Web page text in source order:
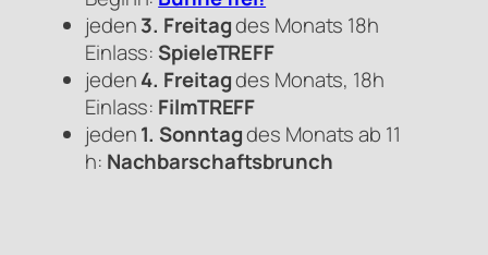
jeden3. Freitagdes Monats 18h
Einlass:SpieleTREFF
jeden4. Freitagdes Monats, 18h
Einlass: FilmTREFF
jeden1. Sonntagdes Monats ab 11
h: Nachbarschaftsbrunch